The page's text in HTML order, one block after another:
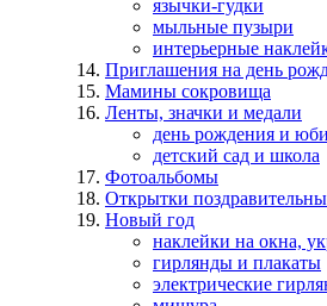
язычки-гудки
мыльные пузыри
интерьерные
Приглашения на день
Мамины сокровища
Ленты, значки и медали
день рождения и
детский сад и школа
Фотоальбомы
Открытки
Новый год
наклейки на окна,
гирлянды и плакаты
электрические